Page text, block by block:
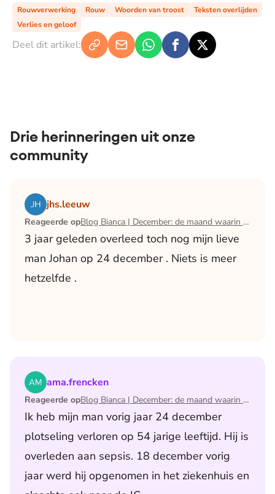
Rouwverwerking Rouw Woorden van troost
Teksten overlijden
Verlies en geloof
Deel dit artikel:
Drie herinneringen uit onze
community
jhs.leeuw
Reageerde op Blog Bianca | December: de maand waarin ik mijn man verloor
3 jaar geleden overleed toch nog mijn lieve
man Johan op 24 december . Niets is meer
hetzelfde .
Lees het artikel Blog Bianca | December: de maand
ama.frencken
Reageerde op Blog Bianca | December: de maand waarin ik mijn man verloor
Ik heb mijn man vorig jaar 24 december
plotseling verloren op 54 jarige leeftijd. Hij is
overleden aan sepsis. 18 december vorig
jaar werd hij opgenomen in het ziekenhuis en
Lees het artikel Blog Bianca | December: de maand